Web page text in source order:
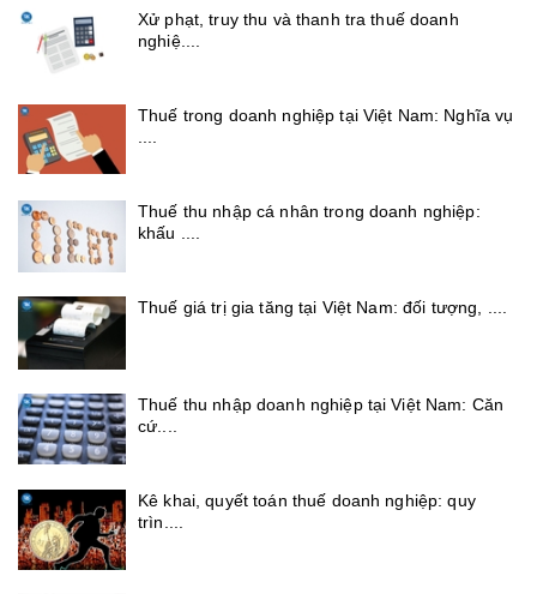
Xử phạt, truy thu và thanh tra thuế doanh
nghiệ....
Thuế trong doanh nghiệp tại Việt Nam: Nghĩa vụ
....
Thuế thu nhập cá nhân trong doanh nghiệp:
khấu ....
Thuế giá trị gia tăng tại Việt Nam: đối tượng, ....
Thuế thu nhập doanh nghiệp tại Việt Nam: Căn
cứ....
Kê khai, quyết toán thuế doanh nghiệp: quy
trìn....